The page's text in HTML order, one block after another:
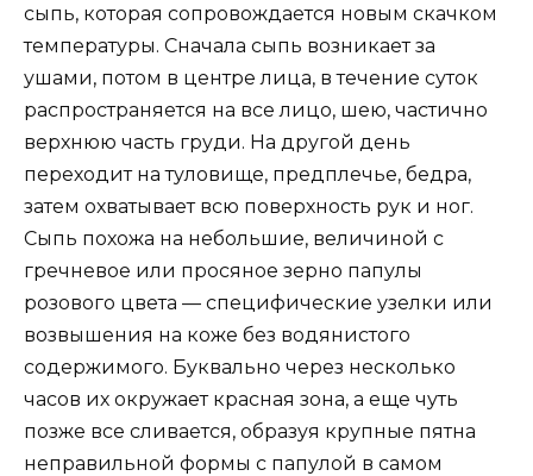
сыпь, которая сопровождается новым скачком
температуры. Сначала сыпь возникает за
ушами, потом в центре лица, в течение суток
распространяется на все лицо, шею, частично
верхнюю часть груди. На другой день
переходит на туловище, предплечье, бедра,
затем охватывает всю поверхность рук и ног.
Сыпь похожа на небольшие, величиной с
гречневое или просяное зерно папулы
розового цвета — специфические узелки или
возвышения на коже без водянистого
содержимого. Буквально через несколько
часов их окружает красная зона, а еще чуть
позже все сливается, образуя крупные пятна
неправильной формы с папулой в самом